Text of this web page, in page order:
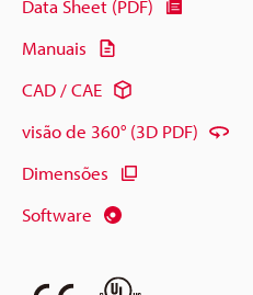
Data Sheet (PDF)
Manuais
CAD / CAE
visão de 360° (3D PDF)
Dimensões
Software